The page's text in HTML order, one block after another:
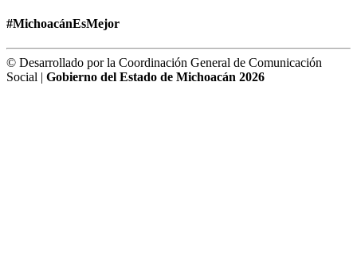
#MichoacánEsMejor
© Desarrollado por la Coordinación General de Comunicación
Social | Gobierno del Estado de Michoacán 2026